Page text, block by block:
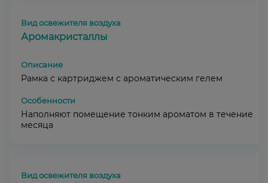
Аромакристаллы
Рамка с картриджем с ароматическим гелем
Наполняют помещение тонким ароматом в течение
месяца